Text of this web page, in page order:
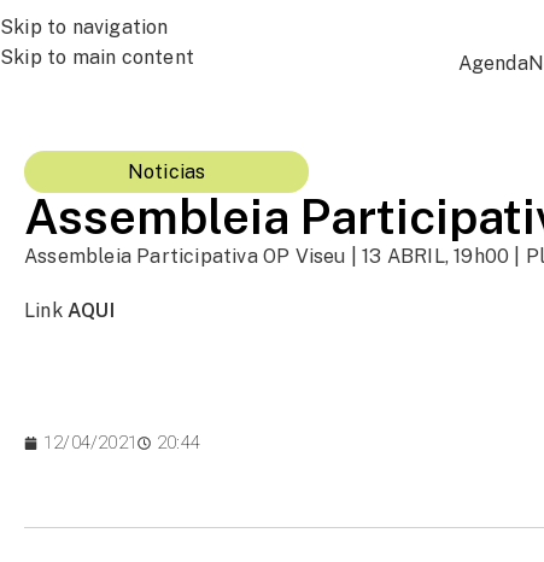
Skip to navigation
Skip to main content
Agenda
Noticias
Assembleia
Assembleia Participativa OP Viseu | 13 ABRIL, 19h00 |
Link AQUI
12/04/2021 20:44